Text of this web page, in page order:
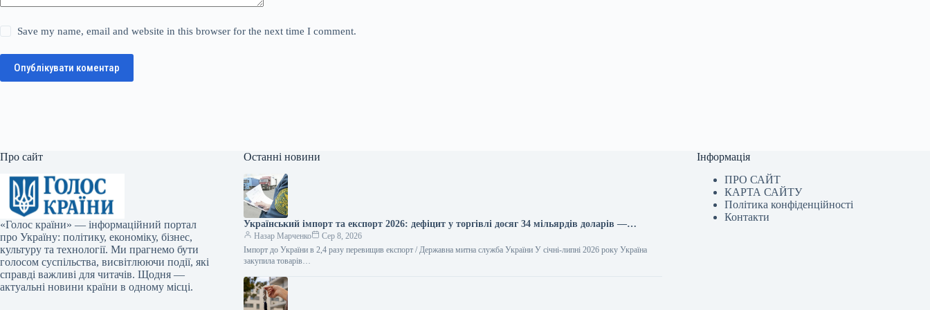
Save my name, email and website in this browser for the next time I comment.
Опублікувати коментар
Про сайт
«Голос країни» — інформаційний портал
про Україну: політику, економіку, бізнес,
культуру та технології. Ми прагнемо бути
голосом суспільства, висвітлюючи події, які
справді важливі для читачів. Щодня —
актуальні новини країни в одному місці.
Останні новини
Український імпорт та експорт 2026: дефіцит у торгівлі досяг 34 мільярдів доларів —…
Назар Марченко
Сер 8, 2026
Імпорт до України в 2,4 разу перевищив експорт / Державна митна служба України У січні-липні 2026 року Україна
закупила товарів…
Інформація
ПРО САЙТ
КАРТА САЙТУ
Політика конфіденційності
Контакти